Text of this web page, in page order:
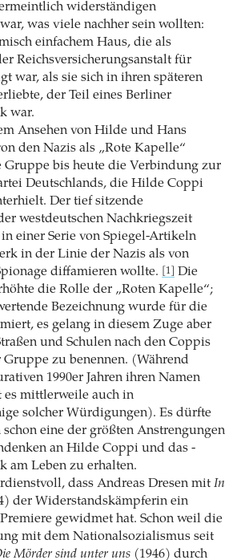
widerständigen
was viele nachher sein wollten:
einfachem Haus, die als
Reichsversicherungs­anstalt für
war, als sie sich in ihren späteren
der Teil eines ­Berliner
war.
Ansehen von Hilde und Hans
den Nazis als „Rote Kapelle“
Gruppe bis heute die Verbindung zur
Deutschlands, die Hilde Coppi
Der tief sitzende
westdeutschen Nachkriegszeit
in einer Serie von Spiegel-Artikeln
in der ­Linie der Nazis als von
diffamieren wollte.
[1]
Die
die Rolle der „Roten Kapelle“;
Bezeichnung wurde für die
es gelang in diesem Zuge aber
und Schulen nach den Coppis
zu benennen. (Während
1990er Jahren ihren Namen
mittlerweile auch in
solcher Würdigungen). Es dürfte
eine der größten Anstrengungen
an Hilde Coppi und das
am Leben zu erhalten.
dass Andreas Dresen mit In
der Wider­standskämpferin ein
gewidmet hat. Schon weil die
mit dem Nationalsozialismus seit
Mörder sind unter uns (1946) durch